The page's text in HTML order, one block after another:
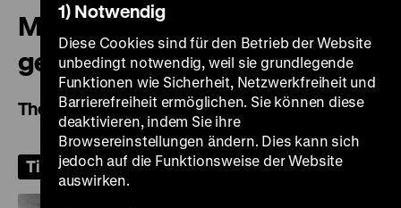
Misfits – Nicht
gesellschaftsfähig
The Misfits
Tickets
1) Notwendig
Diese Cookies sind für den Betrieb der Website
unbedingt notwendig, weil sie grundlegende
Funktionen wie Sicherheit, Netzwerkfreiheit und
Barrierefreiheit ermöglichen. Sie können diese
deaktivieren, indem Sie ihre
Browsereinstellungen ändern. Dies kann sich
jedoch auf die Funktionsweise der Website
auswirken.